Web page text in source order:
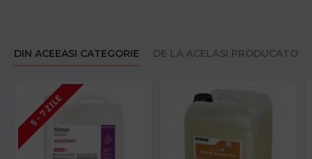
DIN ACEEASI CATEGORIE DE LA ACELASI PRODUCATOR
5 - 7 ZILE